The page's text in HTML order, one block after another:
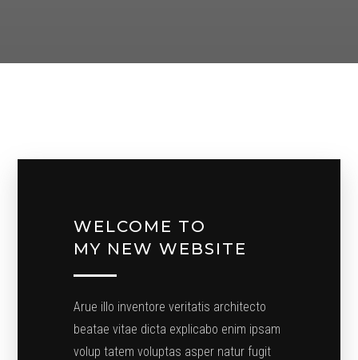
WELCOME TO
MY NEW WEBSITE
Arue illo inventore veritatis architecto
beatae vitae dicta explicabo enim ipsam
volup tatem voluptas asper natur fugit